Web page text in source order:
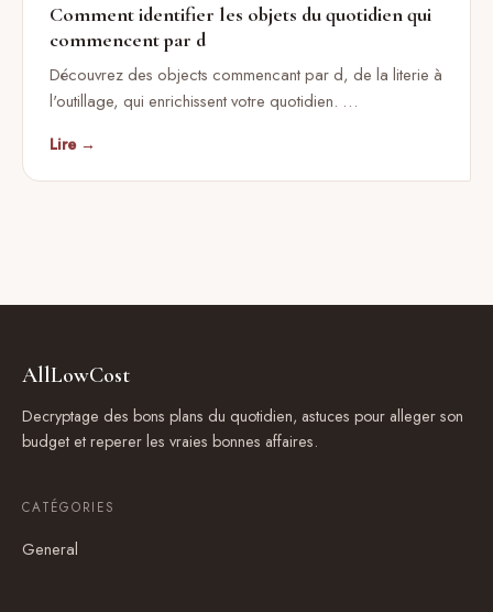
Comment identifier les objets du quotidien qui
commencent par d
Découvrez des objects commencant par d, de la literie à
l'outillage, qui enrichissent votre quotidien. …
Lire →
AllLowCost
Decryptage des bons plans du quotidien, astuces pour alleger son
budget et reperer les vraies bonnes affaires.
CATÉGORIES
General